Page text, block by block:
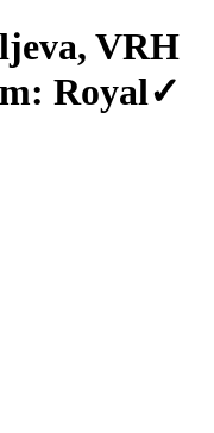
VRH
Royal✓